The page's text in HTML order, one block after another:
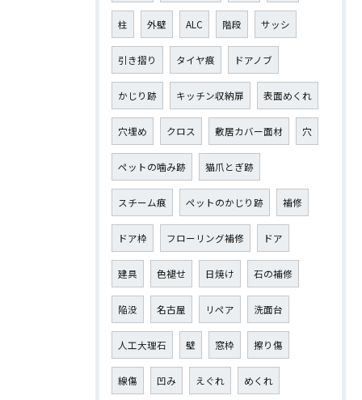
柱 外壁 ALC 階段 サッシ
引き摺り タイヤ痕 ドアノブ
かじり跡 キッチン収納扉 表面めくれ
穴埋め クロス 敷居カバー面材 穴
ペットの噛み跡 猫爪とぎ跡
スチーム痕 ペットのかじり跡 補修
ドア枠 フローリング補修 ドア
建具 色褪せ 日焼け 石の補修
陥没 名古屋 リペア 洗面台
人工大理石 壁 窓枠 擦り傷
線傷 凹み えぐれ めくれ